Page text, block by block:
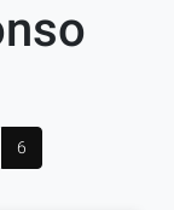
6